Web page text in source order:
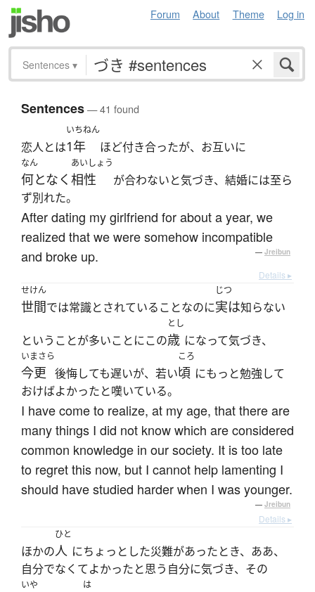
Forum About Theme Log in
Sentences ▾
Sentences— 41 found
恋人とは
いちねん
1年 ほど付き合ったが、お互いに
なん
何となく
あいしょう
相性
が合わないと気づき、結婚には至ら
ず別れた。
After dating my girlfriend for about a year, we
realized that we were somehow incompatible
and broke up.
— Jreibun
Details ▸
せけん
世間では常識とされていることなのに
じつ
実は知らない
ということが多いことにこの
とし
歳 になって気づき、
いまさら
今更 後悔しても遅いが、若い
ころ
頃 にもっと勉強して
おけばよかったと嘆いている。
I have come to realize, at my age, that there are
many things I did not know which are considered
common knowledge in our society. It is too late
to regret this now, but I cannot help lamenting I
should have studied harder when I was younger.
— Jreibun
Details ▸
ほかの
ひと
人 にちょっとした災難があったとき、ああ、
自分でなくてよかったと思う自分に気づき、その
いや は